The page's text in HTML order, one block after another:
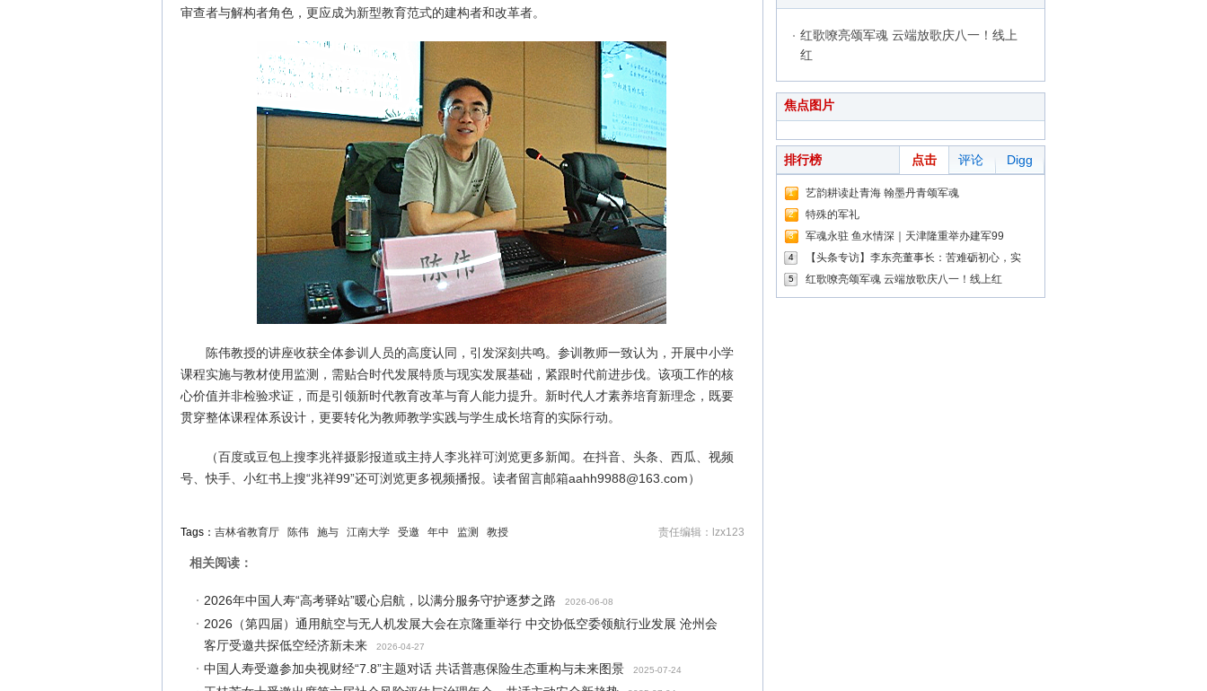
审查者与解构者角色，更应成为新型教育范式的建构者和改革者。
陈伟教授的讲座收获全体参训人员的高度认同，引发深刻共鸣。参训教师一致认为，开展中小学
课程实施与教材使用监测，需贴合时代发展特质与现实发展基础，紧跟时代前进步伐。该项工作的核
心价值并非检验求证，而是引领新时代教育改革与育人能力提升。新时代人才素养培育新理念，既要
贯穿整体课程体系设计，更要转化为教师教学实践与学生成长培育的实际行动。
（百度或豆包上搜李兆祥摄影报道或主持人李兆祥可浏览更多新闻。在抖音、头条、西瓜、视频
号、快手、小红书上搜“兆祥99”还可浏览更多视频播报。读者留言邮箱aahh9988@163.com）
Tags： 吉林省教育厅 陈伟 施与 江南大学 受邀 年中 监测 教授 责任编辑：lzx123
相关阅读：
2026年中国人寿“高考驿站”暖心启航，以满分服务守护逐梦之路 2026-06-08
2026（第四届）通用航空与无人机发展大会在京隆重举行 中交协低空委领航行业发展 沧州会
客厅受邀共探低空经济新未来
2026-04-27
中国人寿受邀参加央视财经“7.8”主题对话 共话普惠保险生态重构与未来图景 2025-07-24
红歌嘹亮颂军魂 云端放歌庆八一！线上
红
焦点图片
排行榜 点击 评论 Digg
1 艺韵耕读赴青海 翰墨丹青颂军魂
2 特殊的军礼
3 军魂永驻 鱼水情深｜天津隆重举办建军99
4 【头条专访】李东亮董事长：苦难砺初心，实
5 红歌嘹亮颂军魂 云端放歌庆八一！线上红